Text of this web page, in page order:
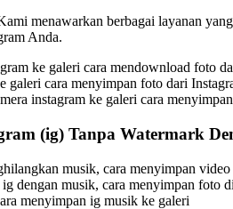
menawarkan berbagai layanan
Anda.
ke galeri cara mendownload foto
galeri cara menyimpan foto dari
instagram ke galeri cara
(ig) Tanpa Watermark
musik, cara menyimpan
dengan musik, cara menyimpan
menyimpan ig musik ke galeri